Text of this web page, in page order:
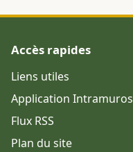
Accès rapides
Liens utiles
Application Intramuros
Flux RSS
Plan du site